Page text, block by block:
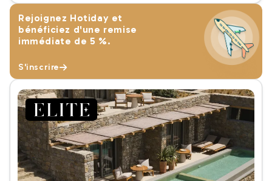
Rejoignez Hotiday et
bénéficiez d'une remise
immédiate de 5 %.
S'inscrire